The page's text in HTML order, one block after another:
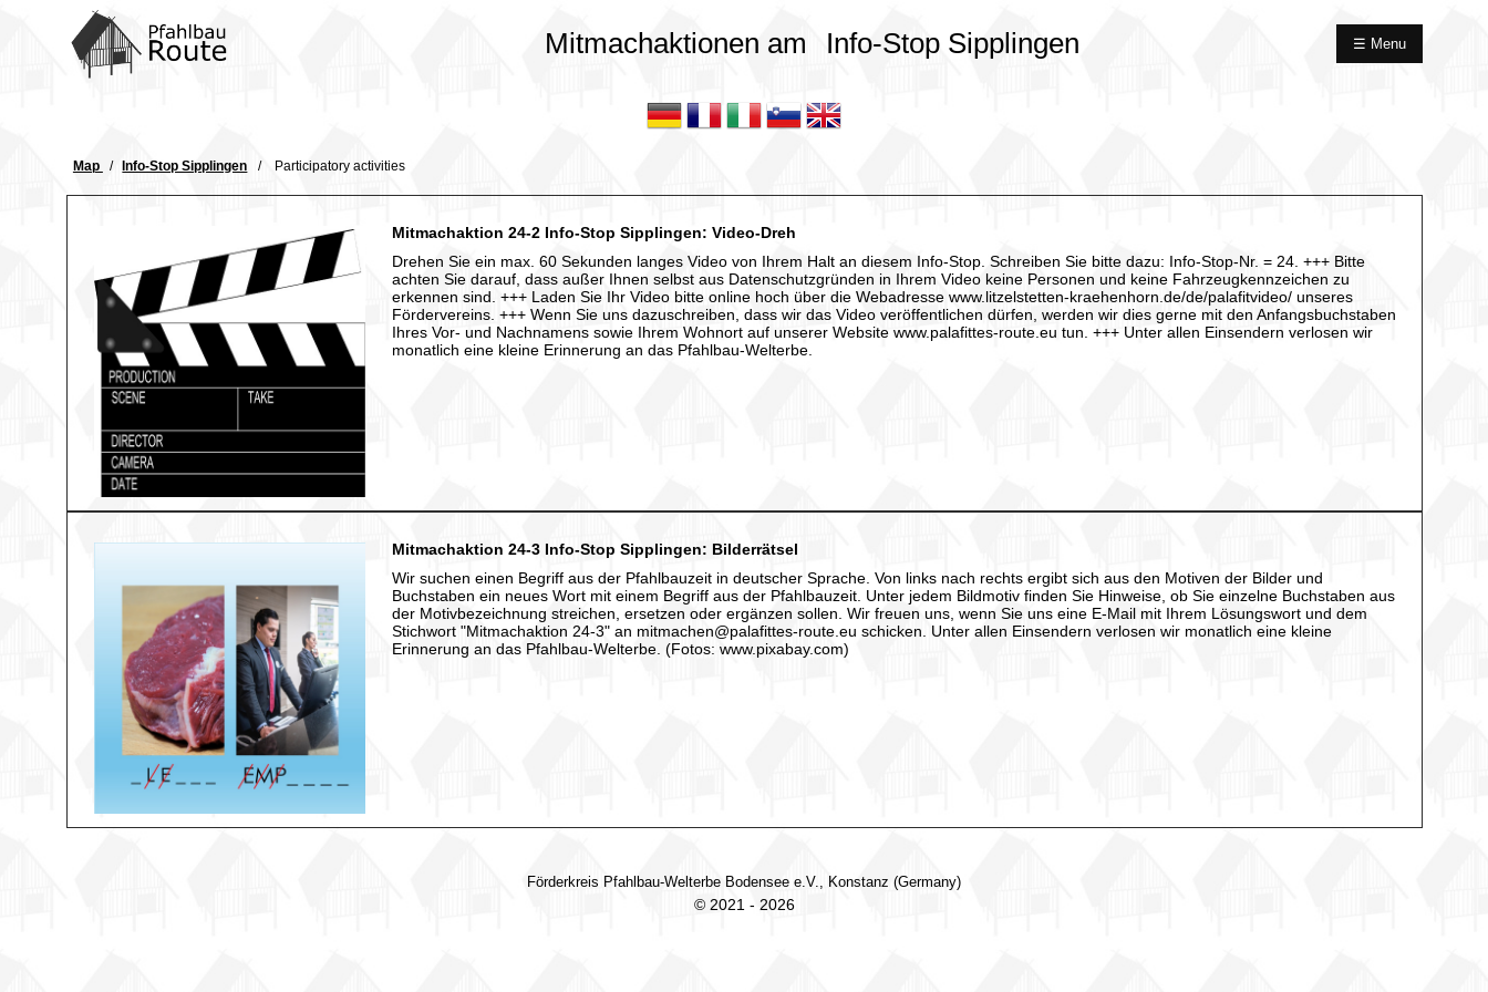
Mitmachaktionen am Info-Stop Sipplingen
☰ Menu
Concept
Map Info-Stop Sipplingen Participatory activities
Mitmachaktion 24-2 Info-Stop Sipplingen: Video-Dreh
Drehen Sie ein max. 60 Sekunden langes Video von Ihrem Halt an diesem Info-Stop. Schreiben Sie bitte dazu: Info-Stop-Nr. = 24. +++ Bitte
achten Sie darauf, dass außer Ihnen selbst aus Datenschutzgründen in Ihrem Video keine Personen und keine Fahrzeugkennzeichen zu
erkennen sind. +++ Laden Sie Ihr Video bitte online hoch über die Webadresse www.litzelstetten-kraehenhorn.de/de/palafitvideo/ unseres
Fördervereins. +++ Wenn Sie uns dazuschreiben, dass wir das Video veröffentlichen dürfen, werden wir dies gerne mit den Anfangsbuchstaben
Ihres Vor- und Nachnamens sowie Ihrem Wohnort auf unserer Website www.palafittes-route.eu tun. +++ Unter allen Einsendern verlosen wir
monatlich eine kleine Erinnerung an das Pfahlbau-Welterbe.
Mitmachaktion 24-3 Info-Stop Sipplingen: Bilderrätsel
Wir suchen einen Begriff aus der Pfahlbauzeit in deutscher Sprache. Von links nach rechts ergibt sich aus den Motiven der Bilder und
Buchstaben ein neues Wort mit einem Begriff aus der Pfahlbauzeit. Unter jedem Bildmotiv finden Sie Hinweise, ob Sie einzelne Buchstaben aus
der Motivbezeichnung streichen, ersetzen oder ergänzen sollen. Wir freuen uns, wenn Sie uns eine E-Mail mit Ihrem Lösungswort und dem
Stichwort "Mitmachaktion 24-3" an mitmachen@palafittes-route.eu schicken. Unter allen Einsendern verlosen wir monatlich eine kleine
Erinnerung an das Pfahlbau-Welterbe. (Fotos: www.pixabay.com)
Förderkreis Pfahlbau-Welterbe Bodensee e.V., Konstanz (Germany)
© 2021 - 2026